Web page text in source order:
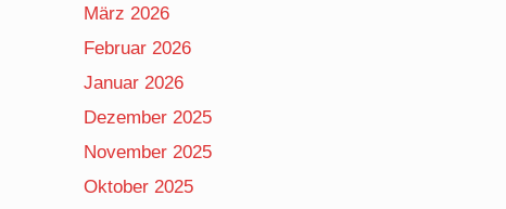
März 2026
Februar 2026
Januar 2026
Dezember 2025
November 2025
Oktober 2025